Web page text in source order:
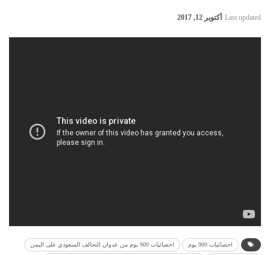
Last updated أكتوبر 12, 2017
احصائيات 900 يوم احصائيات 900 يوم من عدوان التحالف السعودي على اليمن